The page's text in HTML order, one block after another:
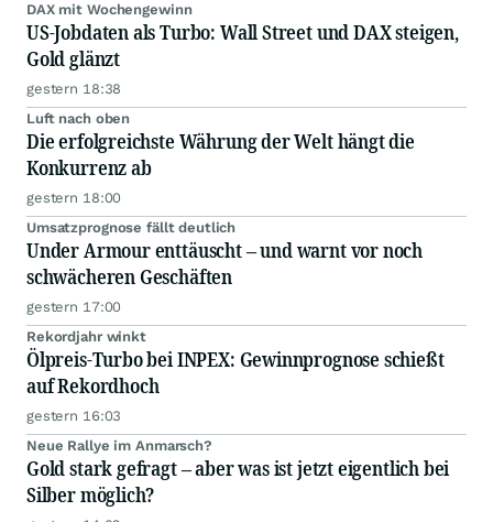
DAX mit Wochengewinn
US-Jobdaten als Turbo: Wall Street und DAX steigen,
Gold glänzt
gestern 18:38
Luft nach oben
Die erfolgreichste Währung der Welt hängt die
Konkurrenz ab
gestern 18:00
Umsatzprognose fällt deutlich
Under Armour enttäuscht – und warnt vor noch
schwächeren Geschäften
gestern 17:00
Rekordjahr winkt
Ölpreis-Turbo bei INPEX: Gewinnprognose schießt
auf Rekordhoch
gestern 16:03
Neue Rallye im Anmarsch?
Gold stark gefragt – aber was ist jetzt eigentlich bei
Silber möglich?